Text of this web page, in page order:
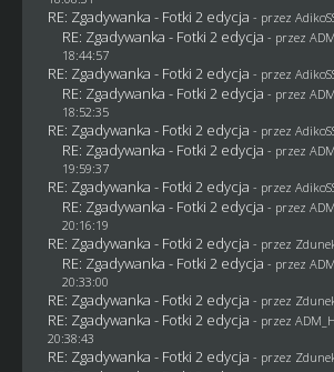
RE: Zgadywanka - Fotki 2 edycja - przez
RE: Zgadywanka - Fotki 2 edycja - przez
18:44:57
RE: Zgadywanka - Fotki 2 edycja - przez
RE: Zgadywanka - Fotki 2 edycja - przez
18:52:35
RE: Zgadywanka - Fotki 2 edycja - przez
RE: Zgadywanka - Fotki 2 edycja - przez
19:59:37
RE: Zgadywanka - Fotki 2 edycja - przez
RE: Zgadywanka - Fotki 2 edycja - przez
20:16:19
RE: Zgadywanka - Fotki 2 edycja - przez
RE: Zgadywanka - Fotki 2 edycja - przez
20:33:00
RE: Zgadywanka - Fotki 2 edycja - przez
RE: Zgadywanka - Fotki 2 edycja - przez
20:38:43
RE: Zgadywanka - Fotki 2 edycja - przez